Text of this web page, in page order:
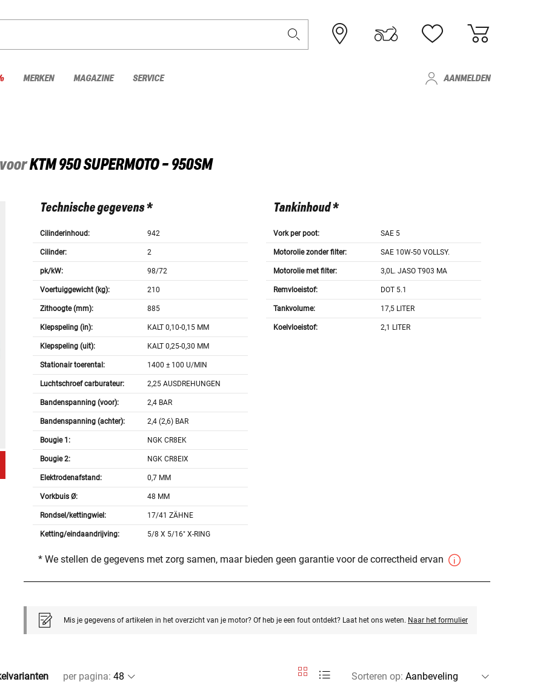
MERKEN MAGAZINE SERVICE AANMELDEN
KTM 950 SUPERMOTO - 950SM
Technische gegevens *
Cilinderinhoud: 942
Cilinder: 2
pk/kW: 98/72
Voertuiggewicht (kg): 210
Zithoogte (mm): 885
Klepspeling (in): KALT 0,10-0,15 MM
Klepspeling (uit): KALT 0,25-0,30 MM
Stationair toerental: 1400 ± 100 U/MIN
Luchtschroef carburateur: 2,25 AUSDREHUNGEN
Bandenspanning (voor): 2,4 BAR
Bandenspanning (achter): 2,4 (2,6) BAR
Bougie 1: NGK CR8EK
Bougie 2: NGK CR8EIX
Elektrodenafstand: 0,7 MM
Vorkbuis Ø: 48 MM
Rondsel/kettingwiel: 17/41 ZÄHNE
Ketting/eindaandrijving: 5/8 X 5/16" X-RING
Tankinhoud *
Vork per poot: SAE 5
Motorolie zonder filter: SAE 10W-50 VOLLSY.
Motorolie met filter: 3,0L. JASO T903 MA
Remvloeistof: DOT 5.1
Tankvolume: 17,5 LITER
Koelvloeistof: 2,1 LITER
* We stellen de gegevens met zorg samen, maar bieden geen garantie voor de correctheid ervan
Mis je gegevens of artikelen in het overzicht van je motor? Of heb je een fout ontdekt? Laat het ons weten. Naar het formulier
per pagina: Sorteren op: